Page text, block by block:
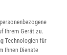
Ihrem Gerät zu.
Technologien für
Ihnen Dienste